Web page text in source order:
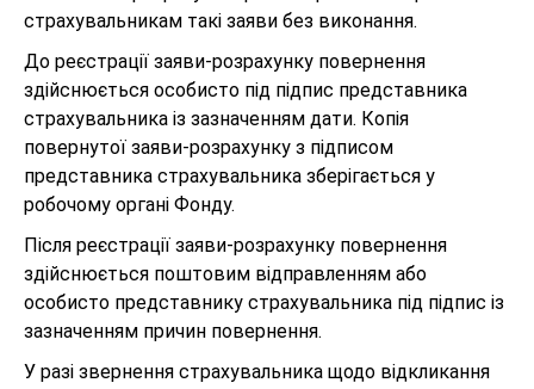
страхувальникам такі заяви без виконання.
До реєстрації заяви-розрахунку повернення
здійснюється особисто під підпис представника
страхувальника із зазначенням дати. Копія
повернутої заяви-розрахунку з підписом
представника страхувальника зберігається у
робочому органі Фонду.
Після реєстрації заяви-розрахунку повернення
здійснюється поштовим відправленням або
особисто представнику страхувальника під підпис із
зазначенням причин повернення.
У разі звернення страхувальника щодо відкликання